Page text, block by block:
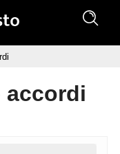
accordi